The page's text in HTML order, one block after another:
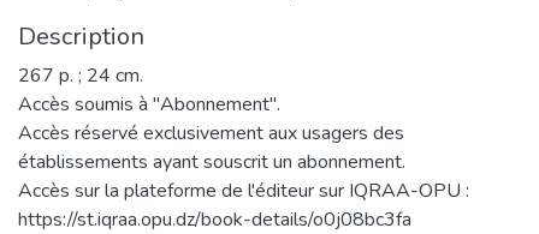
Description
267 p. ; 24 cm.
Accès soumis à "Abonnement".
Accès réservé exclusivement aux usagers des
établissements ayant souscrit un abonnement.
Accès sur la plateforme de l'éditeur sur IQRAA-OPU :
https://st.iqraa.opu.dz/book-details/o0j08bc3fa